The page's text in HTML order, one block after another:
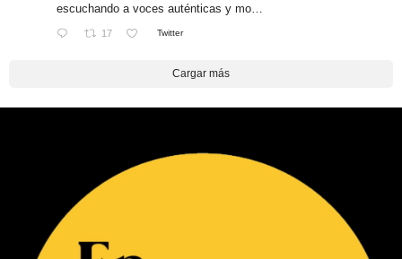
escuchando a voces auténticas y mo…
17 Twitter
Cargar más